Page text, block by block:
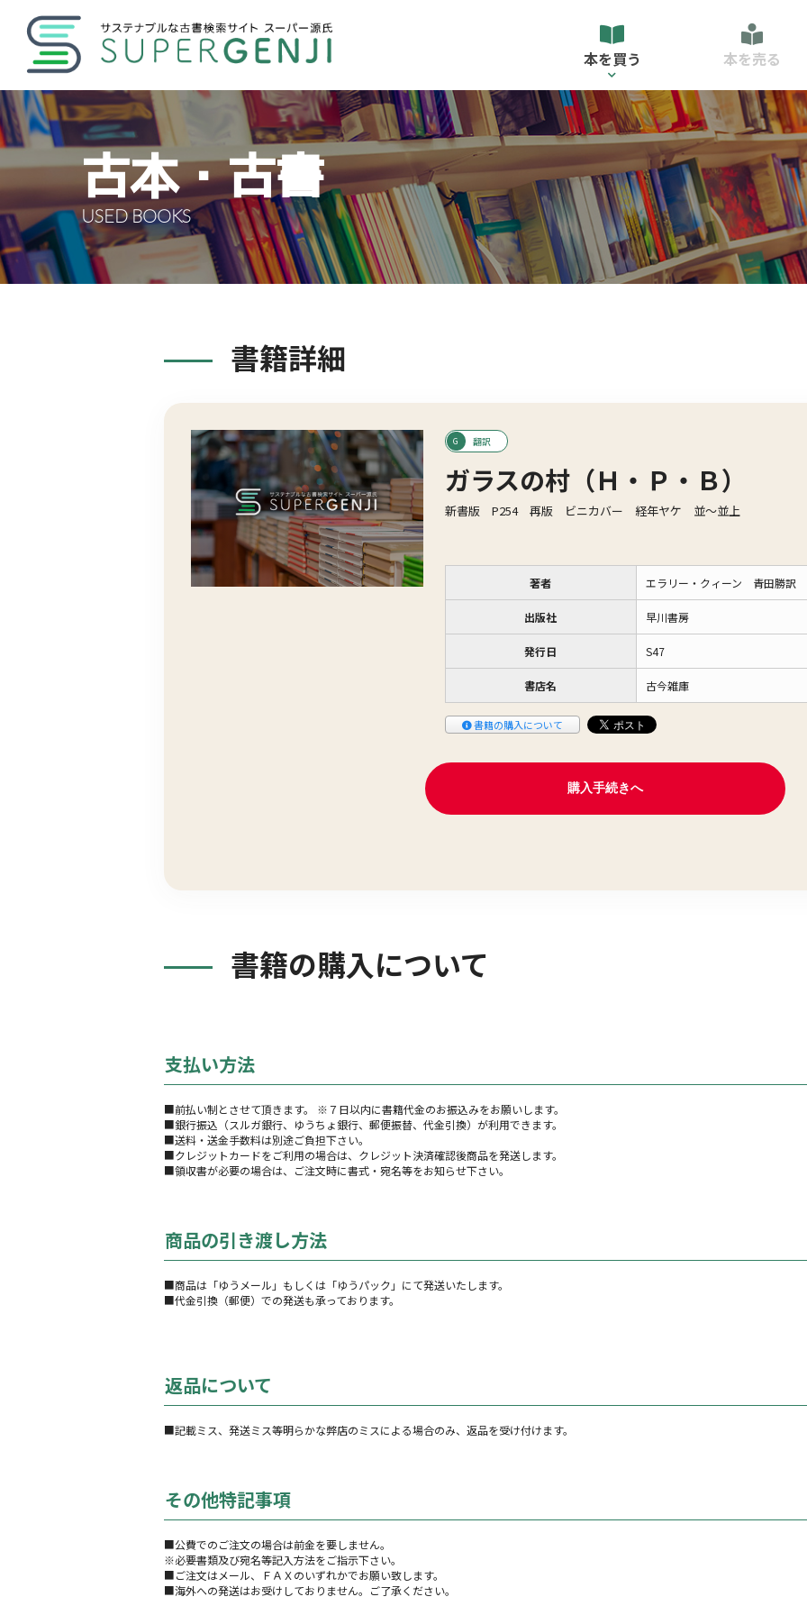
本を買う 本を売る
古本・古書
USED BOOKS
書籍詳細
翻訳
ガラスの村（Ｈ・Ｐ・Ｂ）
新書版 P254 再版 ビニカバー 経年ヤケ 並〜並上
著者 エラリー・クィーン 青田勝訳
出版社 早川書房
発行日 S47
書店名 古今雑庫
書籍の購入について
書籍の購入について
支払い方法
■前払い制とさせて頂きます。 ※７日以内に書籍代金のお振込みをお願いします。
■銀行振込（スルガ銀行、ゆうちょ銀行、郵便振替、代金引換）が利用できます。
■送料・送金手数料は別途ご負担下さい。
■クレジットカードをご利用の場合は、クレジット決済確認後商品を発送します。
■領収書が必要の場合は、ご注文時に書式・宛名等をお知らせ下さい。
商品の引き渡し方法
■商品は「ゆうメール」もしくは「ゆうパック」にて発送いたします。
■代金引換（郵便）での発送も承っております。
返品について
■記載ミス、発送ミス等明らかな弊店のミスによる場合のみ、返品を受け付けます。
その他特記事項
■公費でのご注文の場合は前金を要しません。
※必要書類及び宛名等記入方法をご指示下さい。
■ご注文はメール、ＦＡＸのいずれかでお願い致します。
■海外への発送はお受けしておりません。ご了承ください。